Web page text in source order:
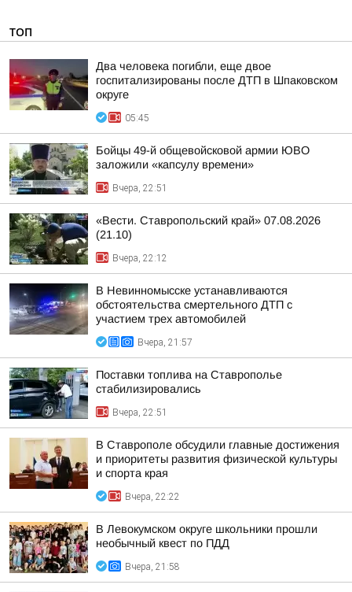
ТОП
Два человека погибли, еще двое
госпитализированы после ДТП в Шпаковском
округе
05:45
Бойцы 49-й общевойсковой армии ЮВО
заложили «капсулу времени»
Вчера, 22:51
«Вести. Ставропольский край» 07.08.2026
(21.10)
Вчера, 22:12
В Невинномысске устанавливаются
обстоятельства смертельного ДТП с
участием трех автомобилей
Вчера, 21:57
Поставки топлива на Ставрополье
стабилизировались
Вчера, 22:51
В Ставрополе обсудили главные достижения
и приоритеты развития физической культуры
и спорта края
Вчера, 22:22
В Левокумском округе школьники прошли
необычный квест по ПДД
Вчера, 21:58